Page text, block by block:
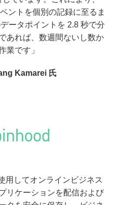
ントを個別の記録に至るま
ータポイントを 2.8 秒で分
あれば、数週間ないし数か
業です」
Kamarei 氏
用してオンラインビジネス
リケーションを配信および